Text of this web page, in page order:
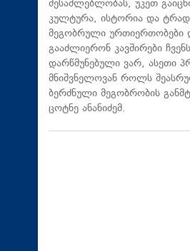
შესაძლებლობას, უკეთ
კულტურა, ისტორია და
მეგობრული ურთიერთობები
გააძლიერონ კავშირები
დარწმუნებული ვარ, ასეთი
მნიშვნელოვან როლს
ბერძნული მეგობრობის
ცოტნე ანანიძემ.